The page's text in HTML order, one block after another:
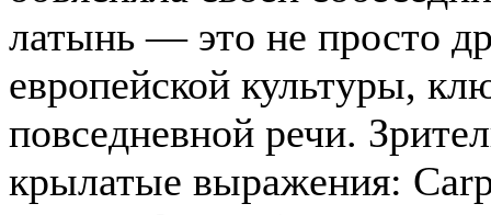
латынь — это не просто
европейской культуры,
повседневной речи.
крылатые выражения: